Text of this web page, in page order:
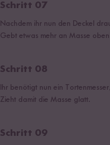
Schritt 07
Nachdem ihr nun den Deckel
Gebt etwas mehr an Masse
Schritt 08
Ihr benötigt nun ein
Zieht damit die Masse glatt.
Schritt 09